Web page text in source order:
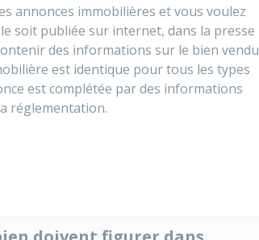
annonces immobilières et vous voulez
soit publiée sur internet, dans la presse
des informations sur le bien vendu
est identique pour tous les types
est complétée par des informations
réglementation.